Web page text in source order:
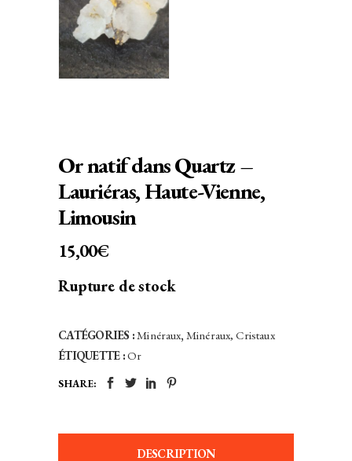
Or natif dans Quartz –
Lauriéras, Haute-Vienne,
Limousin
15,00€
Rupture de stock
CATÉGORIES :Minéraux, Minéraux, Cristaux
ÉTIQUETTE :Or
SHARE:
DESCRIPTION